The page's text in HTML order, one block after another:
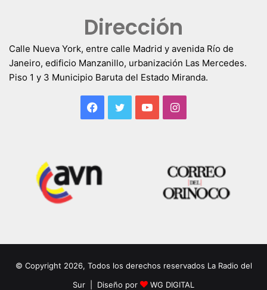
Dirección
Calle Nueva York, entre calle Madrid y avenida Río de
Janeiro, edificio Manzanillo, urbanización Las Mercedes.
Piso 1 y 3 Municipio Baruta del Estado Miranda.
Facebook
TwitterYouTubeInstagram
© Copyright 2026, Todos los derechos reservados La Radio del
Sur | Diseño por
WG DIGITAL